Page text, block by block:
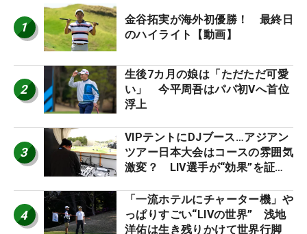
1
金谷拓実が海外初優勝！ 最終日
のハイライト【動画】
2
生後7カ月の娘は「ただただ可愛
い」 今平周吾はパパ初Vへ首位
浮上
3
VIPテントにDJブース…アジアン
ツアー日本大会はコースの雰囲気
激変？ LIV選手が“効果”を証言
4
「一流ホテルにチャーター機」や
っぱりすごい“LIVの世界” 浅地
洋佑は生き残りかけて世界行脚